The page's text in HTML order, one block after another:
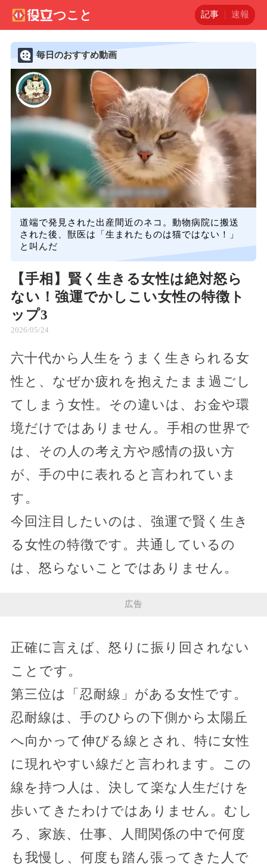
記事 速報
毎日のおすすめ動画
道端で発見された出産間近のネコ。動物病院に搬送
された後、獣医は「生まれたものは猫ではない！」
と叫んだ
【手相】賢く生きる女性は絶対怒ら
ない！強運でかしこい女性の特徴ト
ップ3
2026/05/24
六十代から人生をうまく生きられる女
性と、なぜか疲れを抱えたまま過ごし
てしまう女性。その違いは、お金や環
境だけではありません。手相の世界で
は、その人の考え方や感情の扱い方
が、手の中に表れると言われていま
す。
今回注目したいのは、強運で賢く生き
る女性の特徴です。共通しているの
は、怒らないことではありません。
広告
正確に言えば、怒りに振り回されない
ことです。
第三位は「忍耐線」がある女性です。
忍耐線は、手のひらの下側から太陽丘
へ向かって伸びる線とされ、特に女性
に現れやすい線だと言われます。この
線を持つ人は、決して楽な人生だけを
歩いてきたわけではありません。むし
ろ、家族、仕事、人間関係の中で何度
も我慢し、何度も踏ん張ってきた人で